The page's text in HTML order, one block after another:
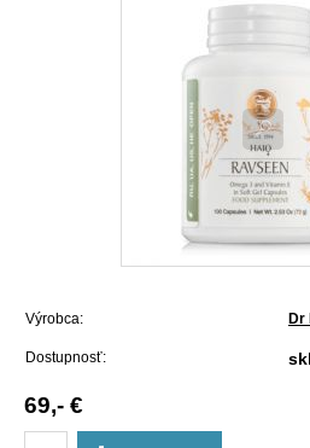
Výrobca: Dr
Dostupnosť:
69,- €